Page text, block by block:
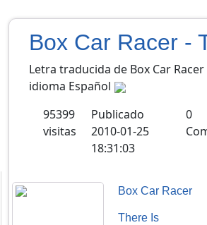
Box Car Racer -
Letra traducida de Box Car Racer
idioma Español
95399
visitas
Publicado
2010-01-25
18:31:03
0
Box Car Racer
There Is